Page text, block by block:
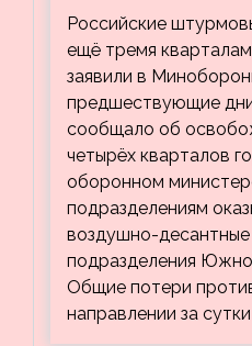
кварталов
Российские
ещё тремя
заявили в
предшествующие
сообщало об
четырёх кварталов
оборонном
подразделениям
воздушно-десантные
подразделения
Общие потери
направлении за